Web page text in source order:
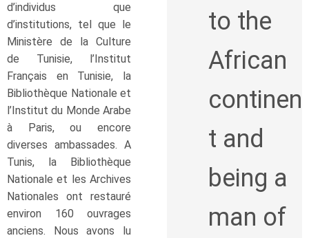
d’individus que
d’institutions, tel que le
Ministère de la Culture
de Tunisie, l’Institut
Français en Tunisie, la
Bibliothèque Nationale et
l’Institut du Monde Arabe
à Paris, ou encore
diverses ambassades. A
Tunis, la Bibliothèque
Nationale et les Archives
Nationales ont restauré
environ 160 ouvrages
anciens. Nous avons lu
to the
African
continen
t and
being a
man of